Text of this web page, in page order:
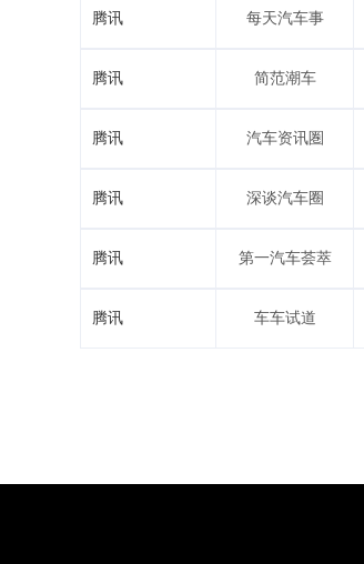
腾讯 每天汽车事
腾讯 简范潮车
腾讯 汽车资讯圏
腾讯 深谈汽车圈
腾讯 第一汽车荟萃
腾讯 车车试道